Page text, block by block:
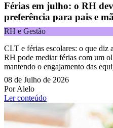
Férias em julho: o RH
preferência para pais e
RH e Gestão
CLT e férias escolares: o que diz
RH pode mediar férias com um
mantendo o engajamento das
08 de Julho de 2026
Por Alelo
Ler conteúdo